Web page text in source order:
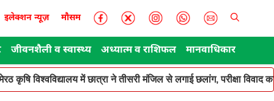
इलेक्शन न्यूज़ मौसम
जीवनशैली व स्वास्थ्य अध्यात्म व राशिफल मानवाधिकार
कृषि विश्वविद्यालय में छात्रा ने तीसरी मंजिल से लगाई छलांग, परीक्षा विवाद